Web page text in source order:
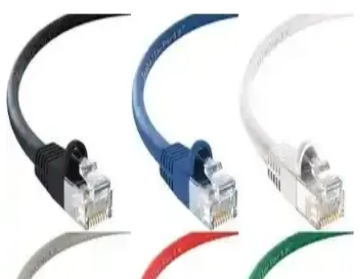
Derkab 20 Metre Cat6 Ethernet Kablosu: Yüksek
Hızlı ve Güvenilir Bağlantı Çözümü
Derkab 20 metre Cat6 Ethernet kablosu, yüksek hız ve dayanıklılık
sunar. Güçlü yapısı ve kolay kurulumu ile ev ve ofislerde güvenilir
internet bağlantısı sağlar.
Derkab 30 Metre Cat6 Ethernet Kablosu: Yüksek
Performans ve Güvenilir Bağlantı Çözümü
Derkab'ın 30 metre uzunluğundaki Cat6 Ethernet kablosu, yüksek
hız ve dayanıklılık sunar, ofis ve ev kullanımı için ideal,
elektromanyetik girişimi azaltan U/UTP teknolojisiyle güvenilir veri
iletimi sağlar.
Yüksek Performanslı CAT7 Yassı FTP Ethernet
Kablosu ile Güçlü Ağ Bağlantısı